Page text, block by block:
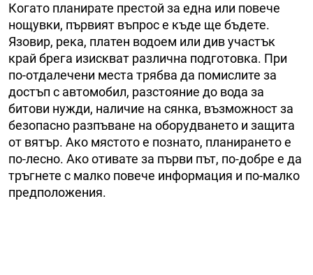
Когато планирате престой за една или повече
нощувки, първият въпрос е къде ще бъдете.
Язовир, река, платен водоем или див участък
край брега изискват различна подготовка. При
по-отдалечени места трябва да помислите за
достъп с автомобил, разстояние до вода за
битови нужди, наличие на сянка, възможност за
безопасно разпъване на оборудването и защита
от вятър. Ако мястото е познато, планирането е
по-лесно. Ако отивате за първи път, по-добре е да
тръгнете с малко повече информация и по-малко
предположения.